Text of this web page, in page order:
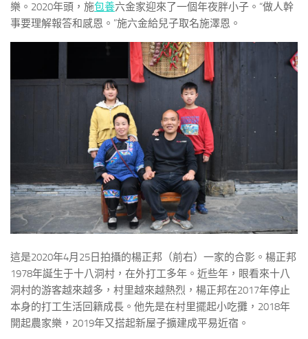
樂。2020年頭，施包養六金家迎來了一個年夜胖小子。“做人幹
事要理解報答和感恩。”施六金給兒子取名施澤恩。
這是2020年4月25日拍攝的楊正邦（前右）一家的合影。楊正邦
1978年誕生于十八洞村，在外打工多年。近些年，眼看來十八
洞村的游客越來越多，村里越來越熱烈，楊正邦在2017年停止
本身的打工生活回籍成長。他先是在村里擺起小吃攤，2018年
開起農家樂，2019年又搭起新屋子擴建成平易近宿。